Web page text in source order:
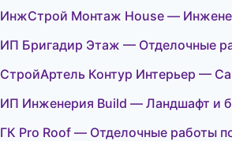
ИнжСтрой Монтаж House —
ИП Бригадир Этаж — Отделочные
СтройАртель Контур Интерьер —
ИП Инженерия Build — Ландшафт и
ГК Pro Roof — Отделочные работы